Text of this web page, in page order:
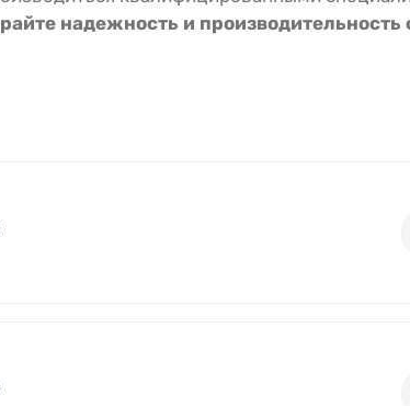
надежность и производительность